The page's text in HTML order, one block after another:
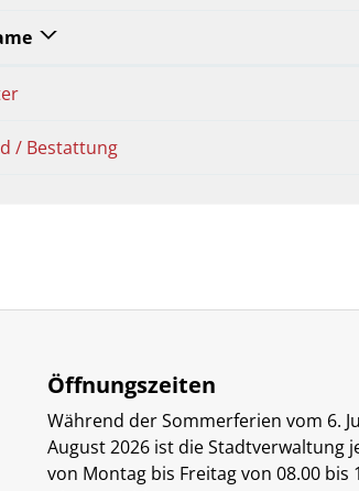
/ Bestattung
Öffnungszeiten
Während der Sommerferien vom 6.
August 2026 ist die Stadtverwaltung
von Montag bis Freitag von 08.00 bis